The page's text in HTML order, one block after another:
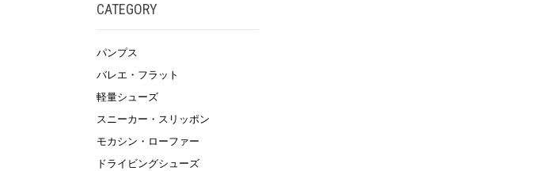
CATEGORY
パンプス
バレエ・フラット
軽量シューズ
スニーカー・スリッポン
モカシン・ローファー
ドライビングシューズ